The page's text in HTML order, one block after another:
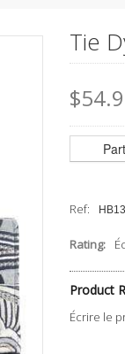
Tie
Ref:
Rating:
Product
Écrire le